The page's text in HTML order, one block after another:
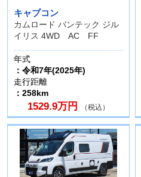
キャブコン
カムロード バンテック ジル
イリス 4WD AC FF
年式
：令和7年(2025年)
走行距離
：258km
1529.9万円 （税込）